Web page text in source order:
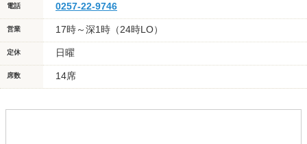
電話 0257-22-9746
営業 17時～深1時（24時LO）
定休 日曜
席数 14席